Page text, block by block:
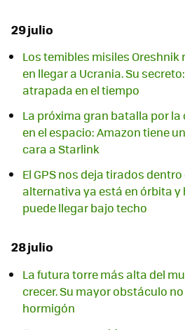
29 julio
Los temibles misiles
en llegar a Ucrania. Su
atrapada en el tiempo
La próxima gran batalla por
en el espacio: Amazon tiene
cara a Starlink
El GPS nos deja tirados
alternativa ya está en órbita
puede llegar bajo techo
28 julio
La futura torre más alta del
crecer. Su mayor obstáculo
hormigón